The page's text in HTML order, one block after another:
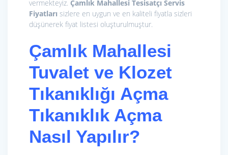
vermekteyiz. Çamlık Mahallesi Tesisatçı Servis
Fiyatları sizlere en uygun ve en kaliteli fiyatla sizleri
düşünerek fiyat listesi oluşturulmuştur.
Çamlık Mahallesi
Tuvalet ve Klozet
Tıkanıklığı Açma
Tıkanıklık Açma
Nasıl Yapılır?